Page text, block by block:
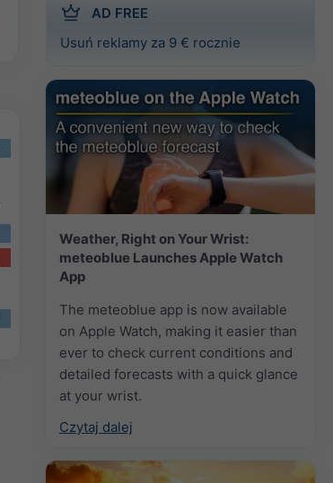
AD FREE
Usuń reklamy za 9 € rocznie
Weather, Right on Your Wrist:
meteoblue Launches Apple Watch
App
The meteoblue app is now available
on Apple Watch, making it easier than
ever to check current conditions and
detailed forecasts with a quick glance
at your wrist.
Czytaj dalej